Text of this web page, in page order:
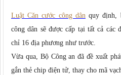
Luật Căn cước công dânquy định,
công dân sẽ được cấp tại tất cả
chỉ 16 địa phương như trước.
Vừa qua, Bộ Công an đã đề xuất
gắn thẻ chip điện tử, thay cho mã